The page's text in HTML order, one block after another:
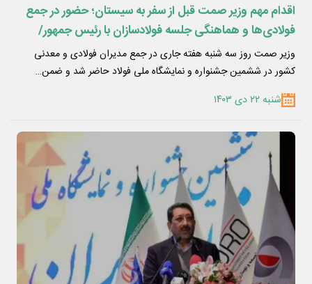
اقدام مهم وزیر صمت قبل از سفر به سیستان؛ حضور در جمع
فولادی‌ها و هماهنگی جلسه فولادسازان با رئیس جمهور/
تأکید اتابک بر حمایت رئیس جمهور از تامین انرژی صنایع
وزیر صمت روز سه شنبه هفته جاری در جمع مدیران فولادی و معدنی
کشور در ششمین جشنواره و نمایشگاه ملی فولاد حاضر شد و ضمن…
شنبه ۲۲ دی ۱۴۰۳